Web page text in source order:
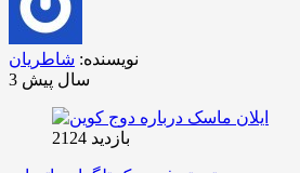
نویسنده: شاطریان
3 سال پیش
بازدید 2124